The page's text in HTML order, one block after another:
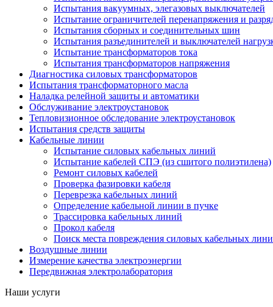
Испытания вакуумных, элегазовых выключателей
Испытание ограничителей перенапряжения и
Испытания сборных и соединительных шин
Испытания разъединителей и выключателей
Испытание трансформаторов тока
Испытания трансформаторов напряжения
Диагностика силовых трансформаторов
Испытания трансформаторного масла
Наладка релейной защиты и автоматики
Обслуживание электроустановок
Тепловизионное обследование электроустановок
Испытания средств защиты
Кабельные линии
Испытание силовых кабельных линий
Испытание кабелей СПЭ (из сшитого полиэтилена)
Ремонт силовых кабелей
Проверка фазировки кабеля
Переврезка кабельных линий
Определение кабельной линии в пучке
Трассировка кабельных линий
Прокол кабеля
Поиск места повреждения силовых кабельных
Воздушные линии
Измерение качества электроэнергии
Передвижная электролаборатория
Наши услуги